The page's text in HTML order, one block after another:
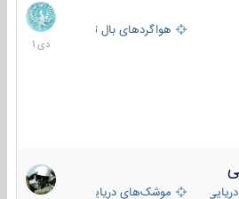
هواگردهای بال ثابت
12
دی
1401
موشک‌های دریایی
2
مرداد